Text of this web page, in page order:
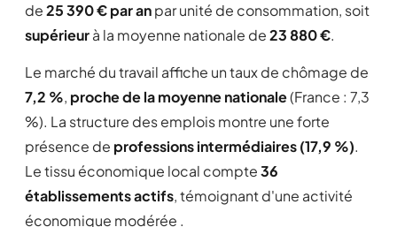
de25 390 € par anpar unité de consommation, soit
supérieurà la moyenne nationale de23 880 €.
Le marché du travail affiche un taux de chômage de
7,2 %, proche de la moyenne nationale(France : 7,3
%). La structure des emplois montre une forte
présence de professions intermédiaires (17,9 %).
Le tissu économique local compte36
établissements actifs, témoignant d'une activité
économique modérée .